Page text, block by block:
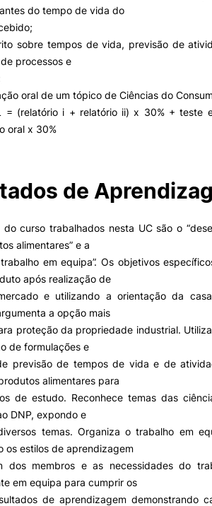
Empresas
Empreendedorismo
i2A - Instituto de Investigação
Coimbra iTEC
Impulso Jovens STEAM e
Impulso Adultos
Acessibilidades
Alojamento
Eficiência Energética
Farm4Future
UPCoimbra+Sucesso
inov3p – Centro de Inovação
Pedagógica
do tempo de vida do
sobre tempos de vida, previsão de
processos e
oral de um tópico de Ciências do
= (relatório i + relatório ii) x 30% + teste
oral x 30%
de
do curso trabalhados nesta UC são o
alimentares” e a
em equipa”. Os objetivos
após realização de
e utilizando a orientação da
a opção mais
proteção da propriedade industrial.
de formulações e
previsão de tempos de vida e de
alimentares para
de estudo. Reconhece temas das
DNP, expondo e
temas. Organiza o trabalho em
os estilos de aprendizagem
dos membros e as necessidades do
em equipa para cumprir os
de aprendizagem demonstrando